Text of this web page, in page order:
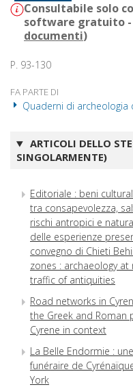
Consultabile solo
software gratuito -
documenti)
P. 93-130
FA PARTE DI
Quaderni di archeologia
ARTICOLI DELLO
SINGOLARMENTE)
Editoriale : beni
tra consapevolezza,
rischi antropici e
delle esperienze
convegno di Chieti
zones : archaeology at
traffic of antiquities
Road networks in
the Greek and Roman
Cyrene in context
La Belle Endormie :
funéraire de
York